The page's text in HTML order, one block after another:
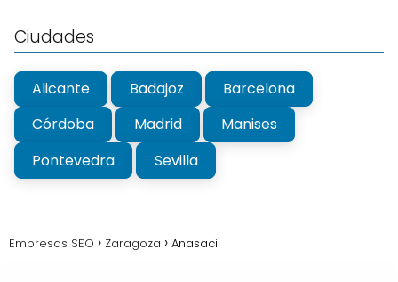
Ciudades
Alicante Badajoz
Barcelona
Córdoba
Madrid
Manises
Pontevedra
Sevilla
Empresas SEO Zaragoza Anasaci